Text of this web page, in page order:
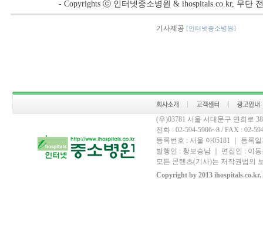
- Copyrights ⓒ 인터넷중소병원 & ihospitals.co.kr, 무단
기사제공 [인터넷중소병원]
(우)03781 서울 서대문구 연희로
전화 : 02-594-5906~8 / FAX : 02-
등록번호 : 서울 아05181 ｜ 등록
발행인 : 황보승남 ｜ 편집인 : 이
모든 콘텐츠(기사)는 저작권법의
Copyright by 2013 ihospitals.co.kr.